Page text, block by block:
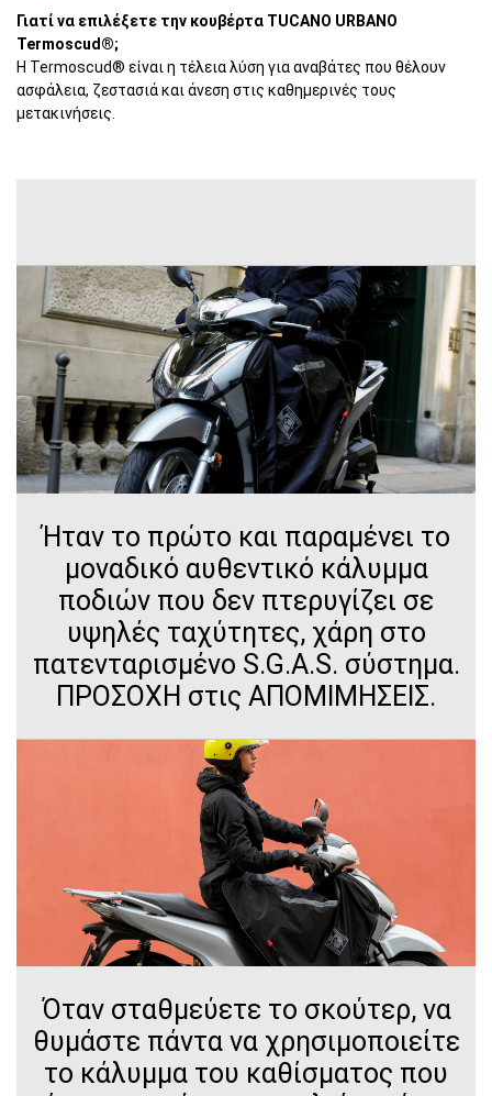
Γιατί να επιλέξετε την κουβέρτα TUCANO URBANO
Termoscud®;
Η Termoscud® είναι η τέλεια λύση για αναβάτες που θέλουν
ασφάλεια, ζεστασιά και άνεση στις καθημερινές τους
μετακινήσεις.
Ήταν το πρώτο και παραμένει το
μοναδικό αυθεντικό κάλυμμα
ποδιών που δεν πτερυγίζει σε
υψηλές ταχύτητες, χάρη στο
πατενταρισμένο S.G.A.S. σύστημα.
ΠΡΟΣΟΧΗ στις ΑΠΟΜΙΜΗΣΕΙΣ.
Όταν σταθμεύετε το σκούτερ, να
θυμάστε πάντα να χρησιμοποιείτε
το κάλυμμα του καθίσματος που